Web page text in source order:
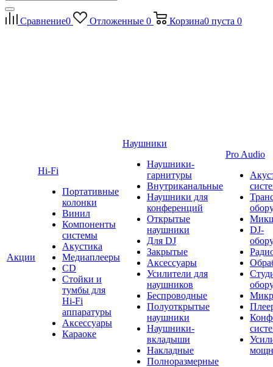
Сравнение0 Отложенные 0 Корзина0 пуста 0
Акции
Hi-Fi
Портативные
колонки
Винил
Компоненты
системы
Акустика
Медиаплееры
CD
Стойки и
тумбы для
Hi-Fi
аппаратуры
Аксессуары
Караоке
Наушники
Наушники-
гарнитуры
Внутриканальные
Наушники для
конференций
Открытые
наушники
Для DJ
Закрытые
Аксессуары
Усилители для
наушников
Беспроводные
Полуоткрытые
наушники
Наушники-
вкладыши
Накладные
Полноразмерные
Pro Audio
DJ-